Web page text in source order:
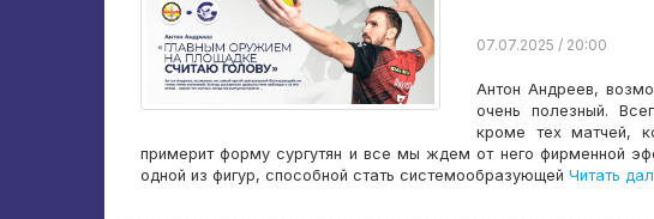
07.07.2025 / 20:00
Антон Андреев,
очень полезный.
кроме тех матчей,
примерит форму сургутян и все мы ждем от него фирменной
одной из фигур, способной стать системообразующей Читать